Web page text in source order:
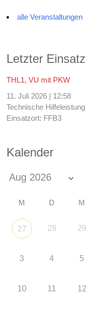
alle Veranstaltungen
Letzter Einsatz
THL1, VU mit PKW
11. Juli 2026 | 12:58
Technische Hilfeleistung
Einsatzort: FFB3
Kalender
M D M
27 28 29
3 4 5
10 11 12